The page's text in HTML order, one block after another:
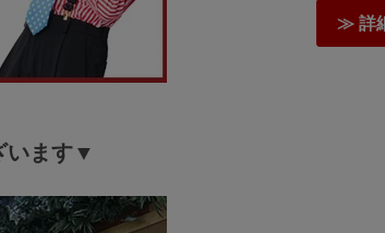
です。
ております。
≫ 詳
います▼